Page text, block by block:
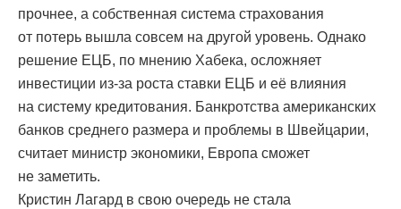
прочнее, а собственная система страхования
от потерь вышла совсем на другой уровень. Однако
решение ЕЦБ, по мнению Хабека, осложняет
инвестиции из-за роста ставки ЕЦБ и её влияния
на систему кредитования. Банкротства американских
банков среднего размера и проблемы в Швейцарии,
считает министр экономики, Европа сможет
не заметить.
Кристин Лагард в свою очередь не стала